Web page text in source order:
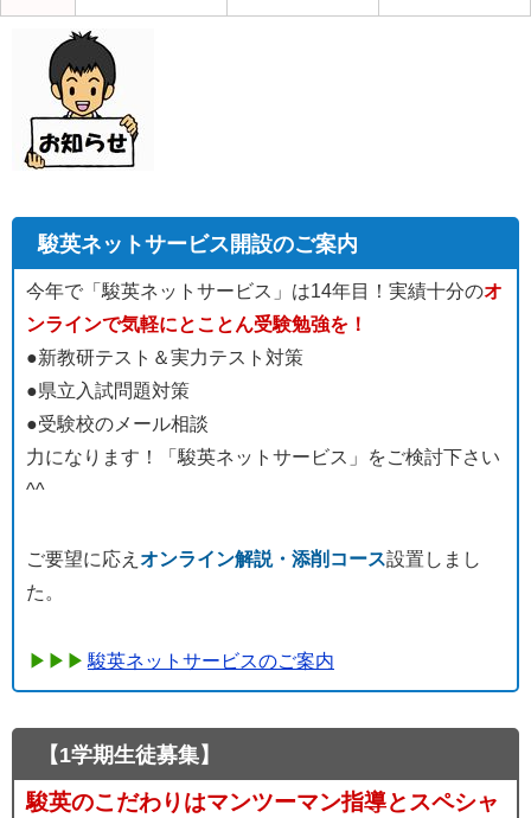
駿英ネットサービス開設のご案内
今年で「駿英ネットサービス」は14年目！実績十分のオ
ンラインで気軽にとことん受験勉強を！
●新教研テスト＆実力テスト対策
●県立入試問題対策
●受験校のメール相談
力になります！「駿英ネットサービス」をご検討下さい
^^
ご要望に応え オンライン解説・添削コース設置しまし
た。
駿英ネットサービスのご案内
【1学期生徒募集】
駿英のこだわりはマンツーマン指導とスペシャ